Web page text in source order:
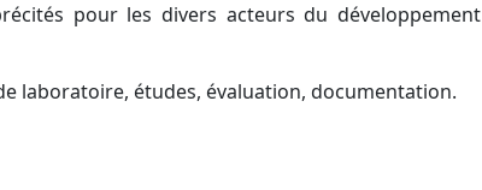
pour les divers acteurs du développement
laboratoire, études, évaluation, documentation.